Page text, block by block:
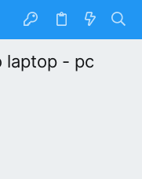
laptop - pc